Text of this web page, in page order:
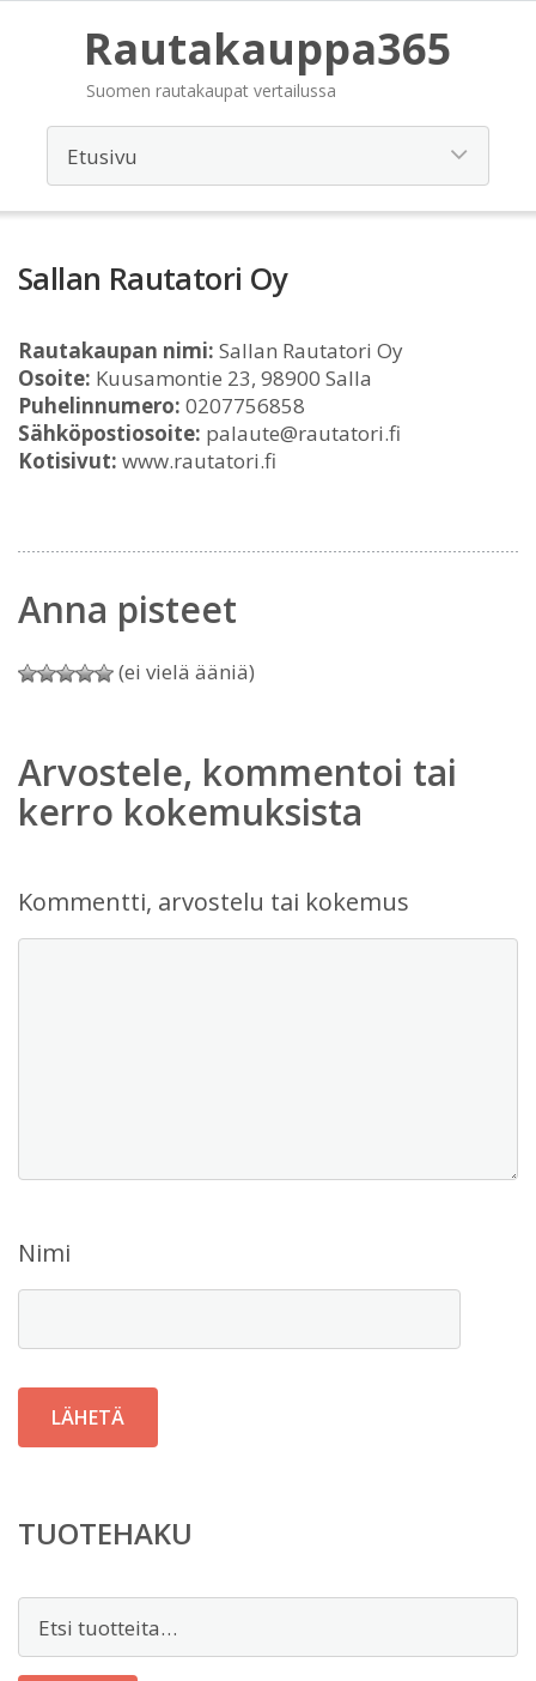
Rautakauppa365
Suomen rautakaupat vertailussa
Sallan Rautatori Oy
Rautakaupan nimi: Sallan Rautatori Oy
Osoite: Kuusamontie 23, 98900 Salla
Puhelinnumero: 0207756858
Sähköpostiosoite: palaute@rautatori.fi
Kotisivut: www.rautatori.fi
Anna pisteet
(ei vielä ääniä)
Arvostele, kommentoi tai
kerro kokemuksista
Kommentti, arvostelu tai kokemus
Nimi
TUOTEHAKU